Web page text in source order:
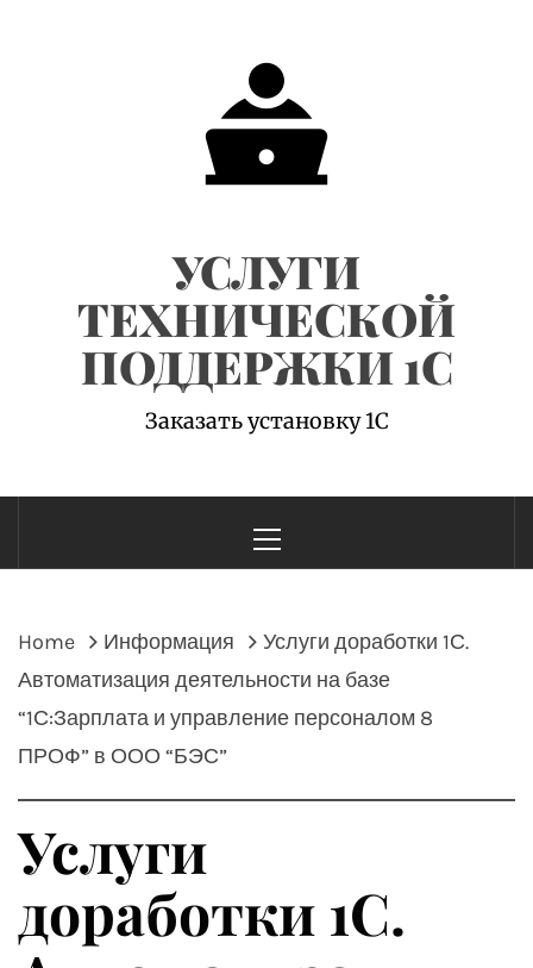
УСЛУГИ
ТЕХНИЧЕСКОЙ
ПОДДЕРЖКИ 1С
Заказать установку 1С
Menu
Home Информация
Услуги доработки 1С.
Автоматизация деятельности на базе
“1С:Зарплата и управление персоналом 8
ПРОФ” в ООО “БЭС”
Услуги
доработки 1С.